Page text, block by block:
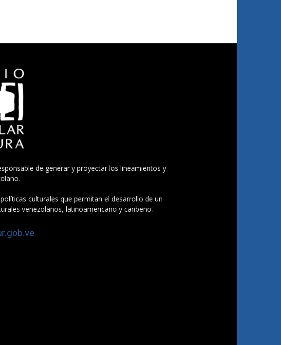
de generar y proyectar los lineamientos y
culturales que permitan el desarrollo de un
venezolanos, latinoamericano y caribeño.